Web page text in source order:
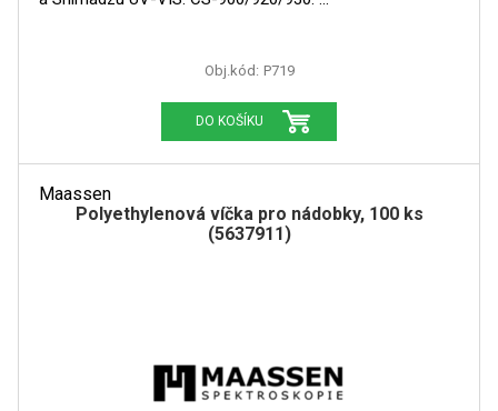
PŘÍSLUŠENSTVÍ PRO MS
AFM SONDY
KALIBRACE
Obj.kód: P719
DO KOŠÍKU
Maassen
Polyethylenová víčka pro nádobky, 100 ks
(5637911)